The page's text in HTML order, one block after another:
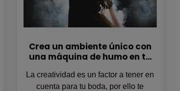
Crea un ambiente único con
una máquina de humo en tu
La creatividad es un factor a tener en
cuenta para tu boda, por ello te